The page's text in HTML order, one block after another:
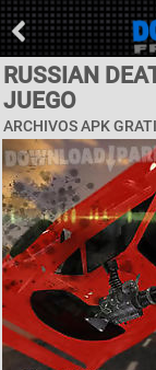
RUSSIAN
JUEGO
ARCHIVOS APK